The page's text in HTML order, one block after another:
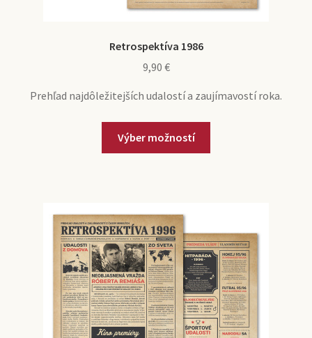
Retrospektíva 1986
9,90 €
Prehľad najdôležitejších udalostí a zaujímavostí roka.
Výber možností